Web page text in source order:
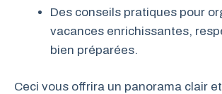
Des conseils pratiques pour
vacances enrichissantes,
bien préparées.
Ceci vous offrira un panorama clair